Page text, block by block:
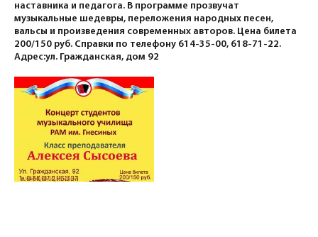
наставника и педагога. В программе прозвучат
музыкальные шедевры, переложения народных песен,
вальсы и произведения современных авторов. Цена билета
200/150 руб. Справки по телефону 614-35-00, 618-71-22.
Адрес:ул. Гражданская, дом 92